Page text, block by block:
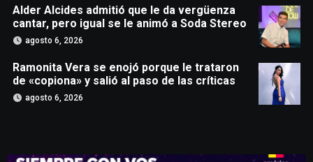
Alder Alcides admitió que le da vergüenza
cantar, pero igual se le animó a Soda Stereo
agosto 6, 2026
Ramonita Vera se enojó porque le trataron
de «copiona» y salió al paso de las críticas
agosto 6, 2026